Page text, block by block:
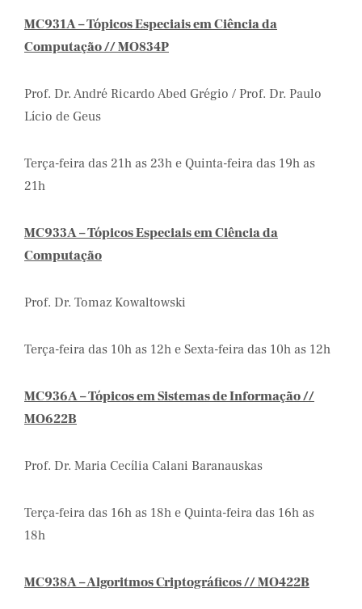
MC931A – Tópicos Especiais em Ciência da
Computação // MO834P
Prof. Dr. André Ricardo Abed Grégio / Prof. Dr. Paulo
Lício de Geus
Terça-feira das 21h as 23h e Quinta-feira das 19h as
21h
MC933A – Tópicos Especiais em Ciência da
Computação
Prof. Dr. Tomaz Kowaltowski
Terça-feira das 10h as 12h e Sexta-feira das 10h as 12h
MC936A – Tópicos em Sistemas de Informação //
MO622B
Prof. Dr. Maria Cecília Calani Baranauskas
Terça-feira das 16h as 18h e Quinta-feira das 16h as
18h
MC938A – Algoritmos Criptográficos // MO422B